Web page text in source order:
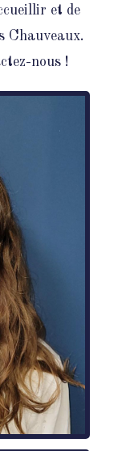
et de
Chauveaux.
nous !